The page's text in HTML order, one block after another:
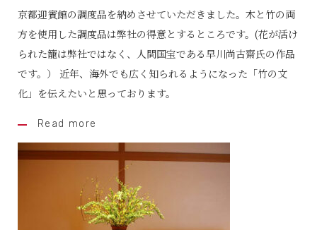
京都迎賓館の調度品を納めさせていただきました。木と竹の両
方を使用した調度品は弊社の得意とするところです。(花が活け
られた籠は弊社ではなく、人間国宝である早川尚古齋氏の作品
です。） 近年、海外でも広く知られるようになった「竹の文
化」を伝えたいと思っております。
Read more